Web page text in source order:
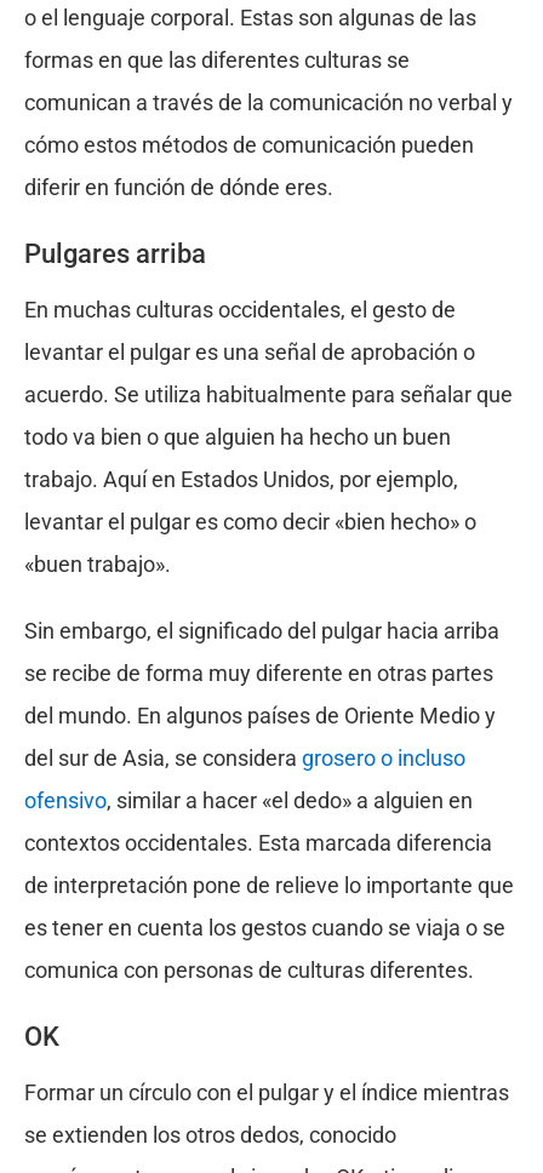
o el lenguaje corporal. Estas son algunas de las
formas en que las diferentes culturas se
comunican a través de la comunicación no verbal y
cómo estos métodos de comunicación pueden
diferir en función de dónde eres.
Pulgares arriba
En muchas culturas occidentales, el gesto de
levantar el pulgar es una señal de aprobación o
acuerdo. Se utiliza habitualmente para señalar que
todo va bien o que alguien ha hecho un buen
trabajo. Aquí en Estados Unidos, por ejemplo,
levantar el pulgar es como decir «bien hecho» o
«buen trabajo».
Sin embargo, el significado del pulgar hacia arriba
se recibe de forma muy diferente en otras partes
del mundo. En algunos países de Oriente Medio y
del sur de Asia, se considera grosero o incluso
ofensivo, similar a hacer «el dedo» a alguien en
contextos occidentales. Esta marcada diferencia
de interpretación pone de relieve lo importante que
es tener en cuenta los gestos cuando se viaja o se
comunica con personas de culturas diferentes.
OK
Formar un círculo con el pulgar y el índice mientras
se extienden los otros dedos, conocido